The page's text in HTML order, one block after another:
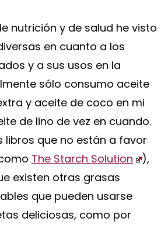
nutrición y de salud he visto
en cuanto a los
y a sus usos en la
sólo consumo aceite
y aceite de coco en mi
de lino de vez en cuando.
libros que no están a favor
The Starch Solution
),
existen otras grasas
que pueden usarse
deliciosas, como por